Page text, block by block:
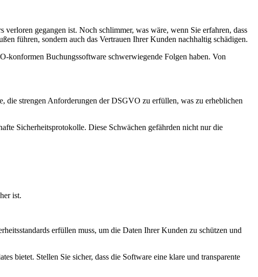
gegangen ist. Noch schlimmer, was wäre, wenn Sie erfahren, dass
führen, sondern auch das Vertrauen Ihrer Kunden nachhaltig schädigen.
konformen Buchungssoftware schwerwiegende Folgen haben. Von
die strengen Anforderungen der DSGVO zu erfüllen, was zu erheblichen
Sicherheitsprotokolle. Diese Schwächen gefährden nicht nur die
ist.
erfüllen muss, um die Daten Ihrer Kunden zu schützen und
bietet. Stellen Sie sicher, dass die Software eine klare und transparente